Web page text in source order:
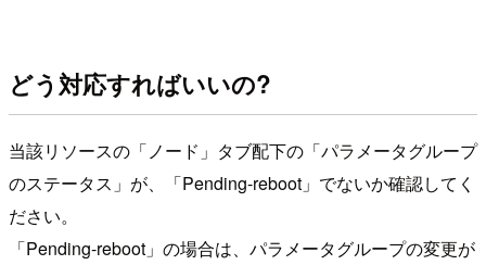
どう対応すればいいの?
当該リソースの「ノード」タブ配下の「パラメータグループ
のステータス」が、「Pending-reboot」でないか確認してく
ださい。
「Pending-reboot」の場合は、パラメータグループの変更が